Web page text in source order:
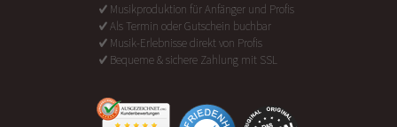
Musikproduktion für Anfänger und Profis
Als Termin oder Gutschein buchbar
Musik-Erlebnisse direkt von Profis
Bequeme & sichere Zahlung mit SSL